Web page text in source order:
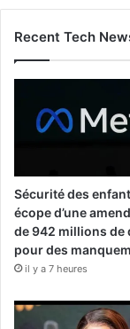
Recent Tech
Sécurité des
écope d’une
de 942 millions de
pour des
il y a 7 heures